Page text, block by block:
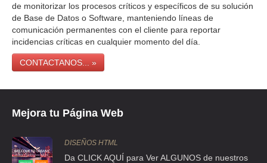
de monitorizar los procesos críticos y específicos de su solución
de Base de Datos o Software, manteniendo líneas de
comunicación permanentes con el cliente para reportar
incidencias críticas en cualquier momento del día.
CONTACTANOS... »
Mejora tu Página Web
DISEÑOS HTML
Da CLICK AQUÍ para Ver ALGUNOS de nuestros